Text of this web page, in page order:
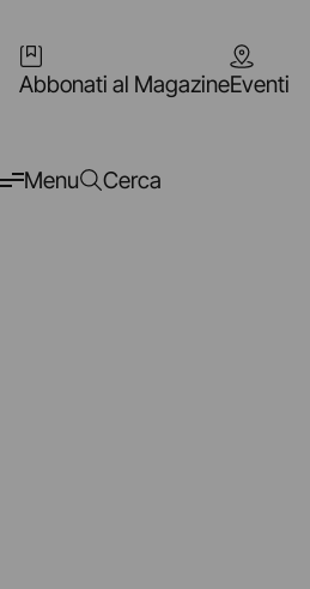
Abbonati al MagazineEventi
Menu Cerca